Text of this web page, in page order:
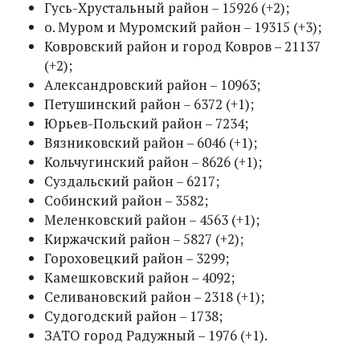
Гусь-Хрустальный район – 15926 (+2);
о. Муром и Муромский район – 19315 (+3);
Ковровский район и город Ковров – 21137
(+2);
Александровский район – 10963;
Петушинский район – 6372 (+1);
Юрьев-Польский район – 7234;
Вязниковский район – 6046 (+1);
Кольчугинский район – 8626 (+1);
Суздальский район – 6217;
Собинский район – 3582;
Меленковский район – 4563 (+1);
Киржачский район – 5827 (+2);
Гороховецкий район – 3299;
Камешковский район – 4092;
Селивановский район – 2318 (+1);
Судогодский район – 1738;
ЗАТО город Радужный – 1976 (+1).